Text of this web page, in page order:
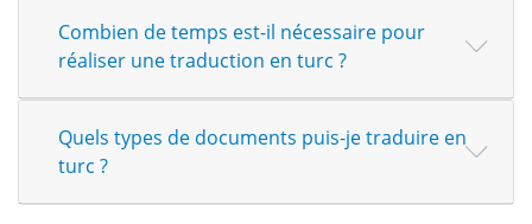
Combien de temps est-il nécessaire pour
réaliser une traduction en turc ?
Quels types de documents puis-je traduire en
turc ?